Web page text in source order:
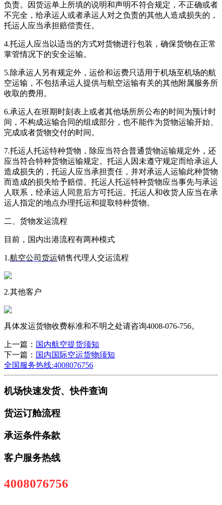
负责。因货运单上所填的说明和声明不符合规定，不正确或者
不完全，给承运人或者承运人对之负责的其他人造成损失的，
托运人应当承担赔偿责任。
4.托运人应当以适当的方式对货物进行包装，确保货物在正常
掌管情况下的安全运输。
5.除承运人另有规定外，运价和运费只适用于机场至机场的航
空运输，不包括承运人提供与航空运输有关的其他附属服务所
收取的费用。
6.承运人在班期时刻表上或者其他场所所公布的时间为预计时
间，不构成运输合同的组成部分，也不能作为货物运输开始、
完成或者货物交付的时间。
7.托运人托运特种货物，除应当符合普通货物运输规定外，还
应当符合特种货物运输规定。托运人因未遵守规定而给承运人
造成损失的，托运人应当承担责任，并对承运人运输此种货物
而造成的损失给予赔偿。托运人托运特种货物应当事先与承运
人联系，经承运人同意后方可托运。托运人和收货人应当在承
运人指定的地点办理托运和提取特种货物。
二、货物发运流程
目前，国内出港流程有两种模式
1.航空公司货运销售代理人交运流程
2.其他客户
具体发运货物收费标准和不明之处请咨询4008-076-756。
上一篇： 国内航空提货须知
下一篇： 国内国际空运货物须知
全国服务热线:4008076756
机场快速发货、快件查询
货运订舱流程
承运条件条款
客户服务热线
4008076756